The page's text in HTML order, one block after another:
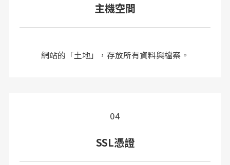
主機空間
網站的「土地」，存放所有資料與檔案。
04
SSL憑證